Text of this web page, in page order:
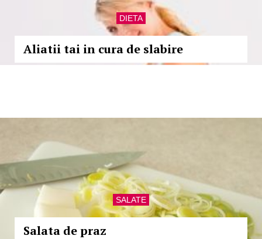
DIETA
Aliatii tai in cura de slabire
SALATE
Salata de praz